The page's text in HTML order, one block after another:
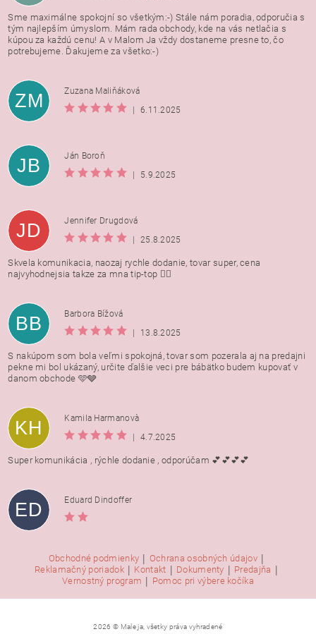
Sme maximálne spokojní so všetkým:-) Stále nám poradia, odporučia s
tým najlepším úmyslom. Mám rada obchody, kde na vás netlačia s
kúpou za každú cenu! A v Malom Ja vždy dostaneme presne to, čo
potrebujeme. Ďakujeme za všetko:-)
ZM
Zuzana Maliňáková
|
6.11.2025
JB
Ján Boroň
|
5.9.2025
JD
Jennifer Drugdová
|
25.8.2025
Skvela komunikacia, naozaj rychle dodanie, tovar super, cena
najvyhodnejsia takze za mna tip-top 👍🏻
BB
Barbora Bížová
|
13.8.2025
S nakúpom som bola veľmi spokojná, tovar som pozerala aj na predajni
pekne mi bol ukázaný, určite ďalšie veci pre bábätko budem kupovať v
danom obchode 🩵🩶
KH
Kamila Harmanovà
|
4.7.2025
Super komunikácia , rýchle dodanie , odporúčam 💕💕💕💕
ED Eduard Dindoffer
Obchodné podmienky | Ochrana osobných údajov |
Reklamačný poriadok | Kontakt | Dokumenty | Predajňa |
Vernostný program | Pomoc pri výbere kočíka
2026 © Male ja, všetky práva vyhradené